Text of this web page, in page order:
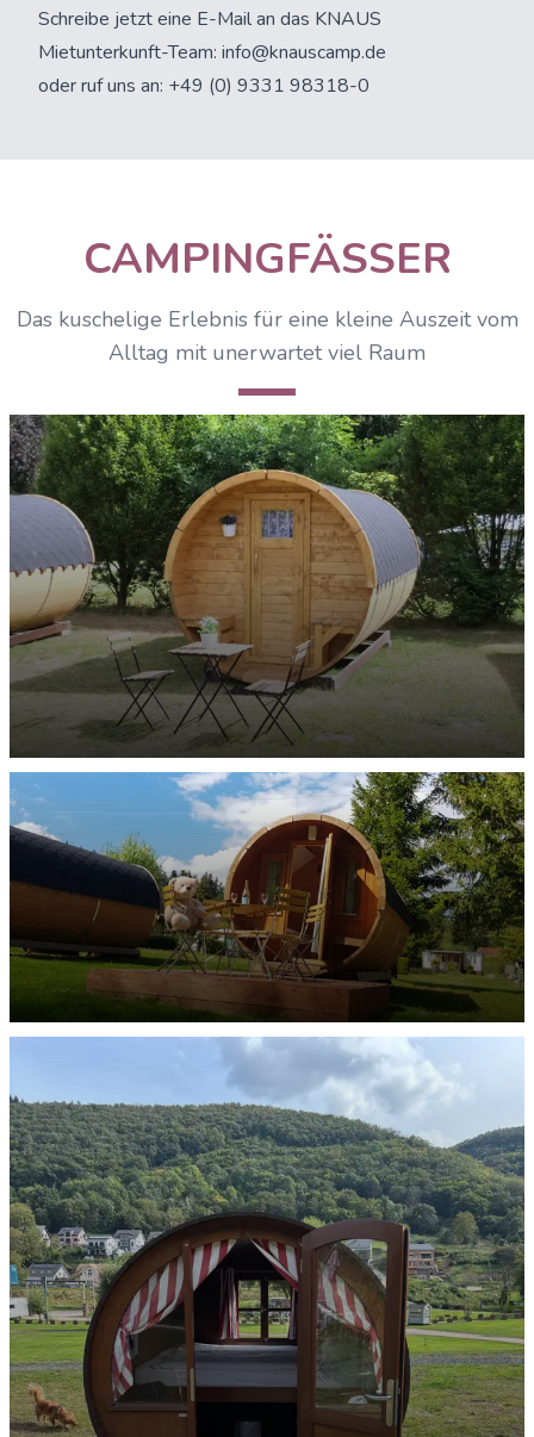
Schreibe jetzt eine E-Mail an das KNAUS
Mietunterkunft-Team: info@knauscamp.de
oder ruf uns an: +49 (0) 9331 98318-0
CAMPINGFÄSSER
Das kuschelige Erlebnis für eine kleine Auszeit vom
Alltag mit unerwartet viel Raum
Campingfässer für 2 Personen
ENTDECKEN
Campingfässer für 4 Personen
ENTDECKEN